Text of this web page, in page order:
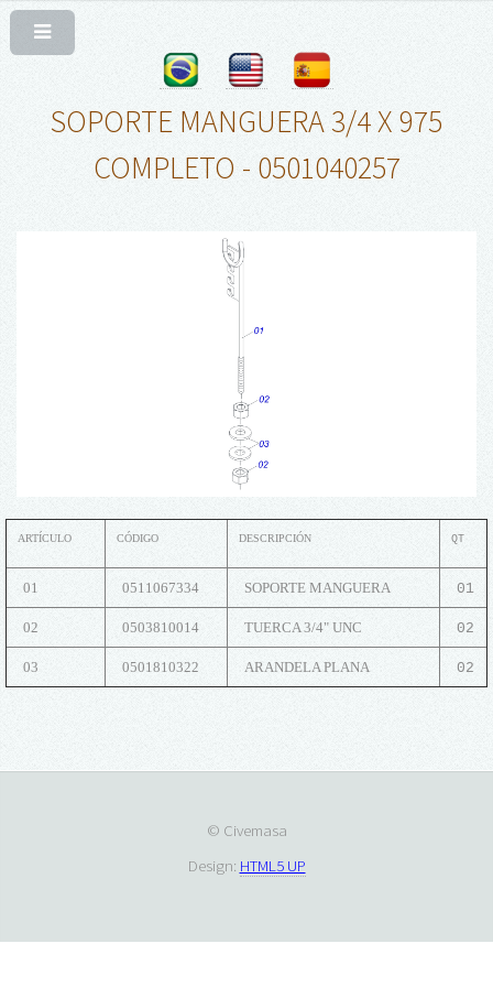
SOPORTE MANGUERA 3/4 X 975
COMPLETO - 0501040257
ARTÍCULO CÓDIGO DESCRIPCIÓN QT
01 0511067334 SOPORTE MANGUERA 01
02 0503810014 TUERCA 3/4" UNC 02
03 0501810322 ARANDELA PLANA 02
© Civemasa
Design: HTML5 UP